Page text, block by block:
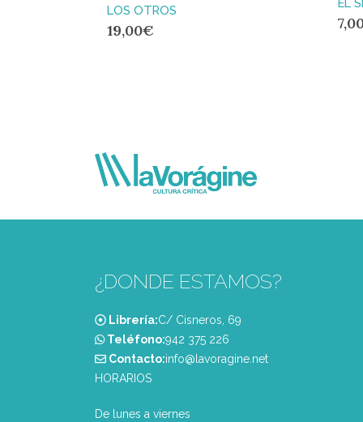
LOS OTROS
19,00€
¿DONDE ESTAMOS?
Librería:C/ Cisneros, 69
Teléfono:‭942 375 226‬
Contacto:info@lavoragine.net
HORARIOS
De lunes a viernes